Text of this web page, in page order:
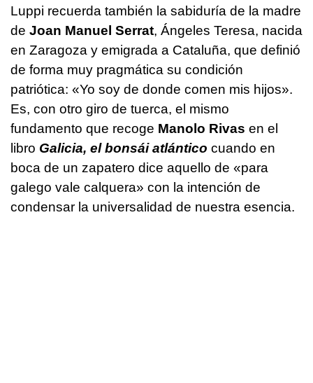
Luppi recuerda también la sabiduría de la madre
de Joan Manuel Serrat, Ángeles Teresa, nacida
en Zaragoza y emigrada a Cataluña, que definió
de forma muy pragmática su condición
patriótica: «Yo soy de donde comen mis hijos».
Es, con otro giro de tuerca, el mismo
fundamento que recoge Manolo Rivas en el
libro Galicia, el bonsái atlántico cuando en
boca de un zapatero dice aquello de «para
galego vale calquera» con la intención de
condensar la universalidad de nuestra esencia.